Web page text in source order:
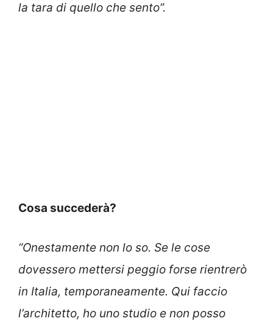
la tara di quello che sento”.
Cosa succederà?
“Onestamente non lo so. Se le cose
dovessero mettersi peggio forse rientrerò
in Italia, temporaneamente. Qui faccio
l’architetto, ho uno studio e non posso